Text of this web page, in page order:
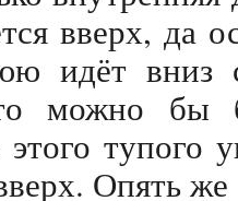
вверх, да
идёт вниз
можно бы
этого тупого
Опять